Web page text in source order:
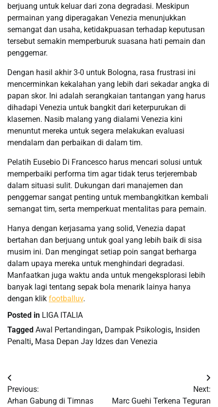
berjuang untuk keluar dari zona degradasi. Meskipun
permainan yang diperagakan Venezia menunjukkan
semangat dan usaha, ketidakpuasan terhadap keputusan
tersebut semakin memperburuk suasana hati pemain dan
penggemar.
Dengan hasil akhir 3-0 untuk Bologna, rasa frustrasi ini
mencerminkan kekalahan yang lebih dari sekadar angka di
papan skor. Ini adalah serangkaian tantangan yang harus
dihadapi Venezia untuk bangkit dari keterpurukan di
klasemen. Nasib malang yang dialami Venezia kini
menuntut mereka untuk segera melakukan evaluasi
mendalam dan perbaikan di dalam tim.
Pelatih Eusebio Di Francesco harus mencari solusi untuk
memperbaiki performa tim agar tidak terus terjerembab
dalam situasi sulit. Dukungan dari manajemen dan
penggemar sangat penting untuk membangkitkan kembali
semangat tim, serta memperkuat mentalitas para pemain.
Hanya dengan kerjasama yang solid, Venezia dapat
bertahan dan berjuang untuk goal yang lebih baik di sisa
musim ini. Dan mengingat setiap poin sangat berharga
dalam upaya mereka untuk menghindari degradasi.
Manfaatkan juga waktu anda untuk mengeksplorasi lebih
banyak lagi tentang sepak bola menarik lainya hanya
dengan klik footballuv.
Posted in LIGA ITALIA
Tagged Awal Pertandingan, Dampak Psikologis, Insiden
Penalti, Masa Depan Jay Idzes dan Venezia
Post
navigation
Previous:
Arhan Gabung di Timnas
Next:
Marc Guehi Terkena Teguran